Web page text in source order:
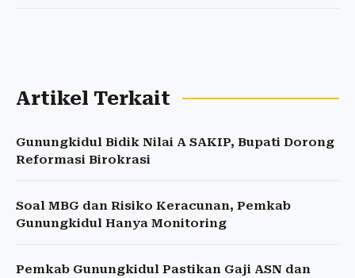
Artikel Terkait
Gunungkidul Bidik Nilai A SAKIP, Bupati Dorong
Reformasi Birokrasi
Soal MBG dan Risiko Keracunan, Pemkab
Gunungkidul Hanya Monitoring
Pemkab Gunungkidul Pastikan Gaji ASN dan